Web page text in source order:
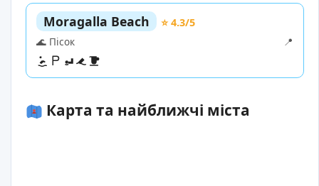
Moragalla Beach
⭐ 4.3/5
🌊 Пісок
📍
Карта та найближчі міста